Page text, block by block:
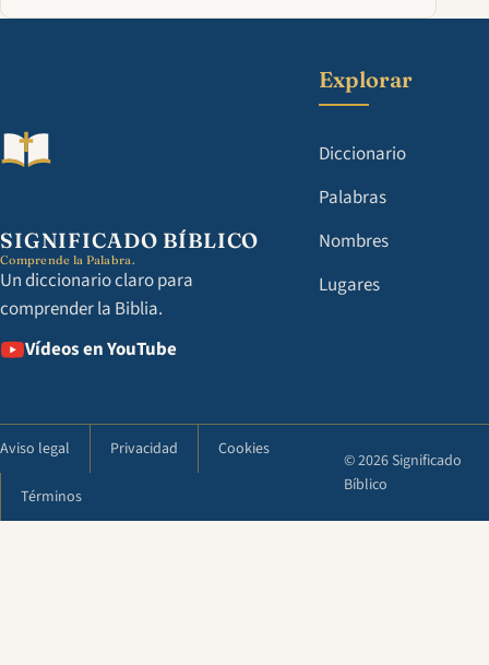
SIGNIFICADO BÍBLICO
Comprende la Palabra.
Un diccionario claro para
comprender la Biblia.
Vídeos en YouTube
Explorar
Diccionario
Palabras
Nombres
Lugares
Aviso legal Privacidad Cookies
Términos
© 2026 Significado
Bíblico